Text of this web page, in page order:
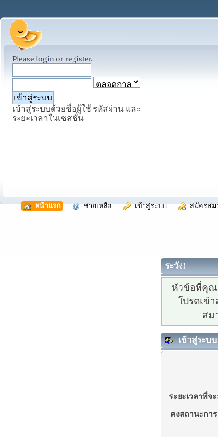
Please login or register.
เข้าสู่ระบบด้วยชื่อผู้ใช้ รหัสผ่าน และ
ระยะเวลาในเซสชั่น
หน้าแรก ช่วยเหลือ เข้าสู่ระบบ สมัครสม
ระวัง!
หัวข้อที่คุณ
โปรดเข้
สม
เข้าสู่ระบบ
ระยะเวลาที่จ
คงสถานะกา